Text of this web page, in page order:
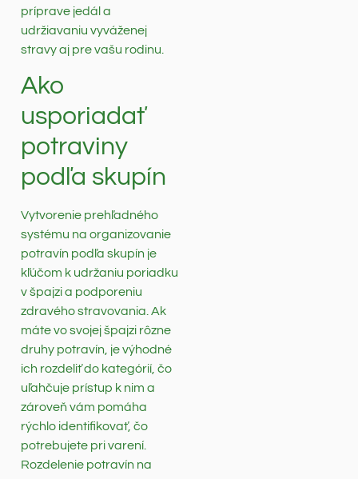
príprave jedál a
udržiavaniu vyváženej
stravy aj pre vašu rodinu.
Ako
usporiadať
potraviny
podľa skupín
Vytvorenie prehľadného
systému na organizovanie
potravín podľa skupín je
kľúčom k udržaniu poriadku
v špajzi a podporeniu
zdravého stravovania. Ak
máte vo svojej špajzi rôzne
druhy potravín, je výhodné
ich rozdeliť do kategórií, čo
uľahčuje prístup k nim a
zároveň vám pomáha
rýchlo identifikovať, čo
potrebujete pri varení.
Rozdelenie potravín na